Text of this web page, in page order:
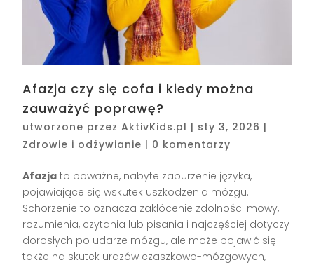
Afazja czy się cofa i kiedy można
zauważyć poprawę?
utworzone przezAktivKids.pl | sty 3, 2026 |
Zdrowie i odżywianie | 0 komentarzy
Afazja to poważne, nabyte zaburzenie języka,
pojawiające się wskutek uszkodzenia mózgu.
Schorzenie to oznacza zakłócenie zdolności mowy,
rozumienia, czytania lub pisania i najczęściej dotyczy
dorosłych po udarze mózgu, ale może pojawić się
także na skutek urazów czaszkowo-mózgowych,